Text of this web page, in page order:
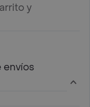
y
envíos